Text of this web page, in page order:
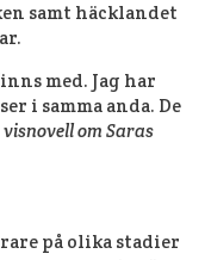
samt häcklandet
med. Jag har
i samma anda. De
visnovell om Saras
på olika stadier